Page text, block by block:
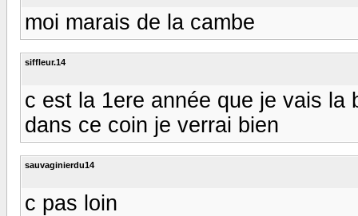
moi marais de la cambe
siffleur.14
c est la 1ere année que je vais la
dans ce coin je verrai bien
sauvaginierdu14
c pas loin